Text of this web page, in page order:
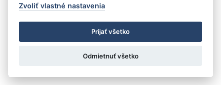
Úrad vlády SR
- Všetky práva vyhradené
Prehlásenie o prístupnosti
Zmluvy do 31.12.2010
Nastavenia cookies
: Aglo Solutions
Zvoliť vlastné nastavenia
Prijať všetko
Odmietnuť všetko